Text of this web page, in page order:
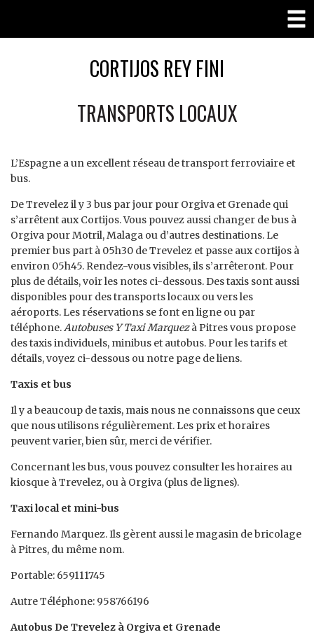
CORTIJOS REY FINI
TRANSPORTS LOCAUX
L’Espagne a un excellent réseau de transport ferroviaire et
bus.
De Trevelez il y 3 bus par jour pour Orgiva et Grenade qui
s’arrêtent aux Cortijos. Vous pouvez aussi changer de bus à
Orgiva pour Motril, Malaga ou d’autres destinations. Le
premier bus part à 05h30 de Trevelez et passe aux cortijos à
environ 05h45. Rendez-vous visibles, ils s’arrêteront. Pour
plus de détails, voir les notes ci-dessous. Des taxis sont aussi
disponibles pour des transports locaux ou vers les
aéroports. Les réservations se font en ligne ou par
téléphone.Autobuses Y Taxi Marquezà Pitres vous propose
des taxis individuels, minibus et autobus. Pour les tarifs et
détails, voyez ci-dessous ou notre page de liens.
Taxis et bus
Il y a beaucoup de taxis, mais nous ne connaissons que ceux
que nous utilisons régulièrement. Les prix et horaires
peuvent varier, bien sûr, merci de vérifier.
Concernant les bus, vous pouvez consulter les horaires au
kiosque à Trevelez, ou à Orgiva (plus de lignes).
Taxi local et mini-bus
Fernando Marquez. Ils gèrent aussi le magasin de bricolage
à Pitres, du même nom.
Portable: 659111745
Autre Téléphone: 958766196
Autobus De Trevelez à Orgiva et Grenade